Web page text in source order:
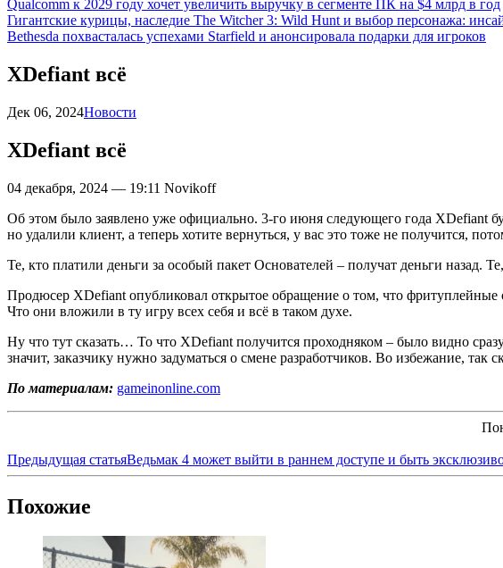
Qualcomm к 2029 году хочет увеличить выручку в сегменте ПК на $4 млрд в год
Гигантские курицы, наследие The Witcher 3: Wild Hunt и выбор персонажа:
Bethesda похвасталась успехами Starfield и анонсировала подарки для игроков
XDefiant всё
Дек 06, 2024Новости
XDefiant всё
04 декабря, 2024 — 19:11 Novikoff
Об этом было заявлено уже официально. 3-го июня следующего года XDefiant
но удалили клиент, а теперь хотите вернуться, у вас это тоже не получится,
Те, кто платили деньги за особый пакет Основателей – получат деньги назад.
Продюсер XDefiant опубликовал открытое обращение о том, что фритуплейные
Что они вложили в ту игру всех себя и всё в таком духе.
Ну что тут сказать… То что XDefiant получится проходняком – было видно
значит, заказчику нужно задуматься о смене разработчиков. Во избежание, так
По материалам: gameinonline.com
Предыдущая статьяВедьмак 4 может выйти в раннем доступе и быть
Похожие